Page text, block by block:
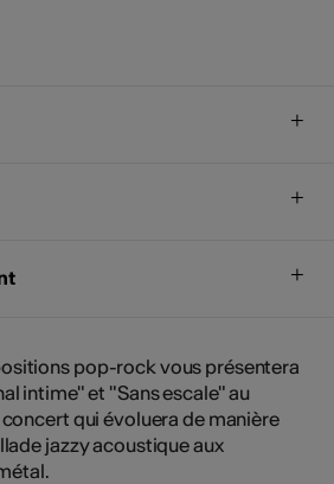
pop-rock vous présentera
intime" et "Sans escale" au
qui évoluera de manière
jazzy acoustique aux